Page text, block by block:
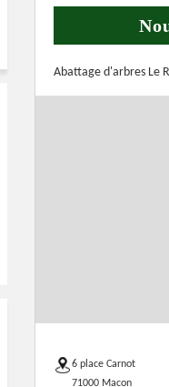
Abattage d'arbres Le
6 place Carnot
71000 Macon